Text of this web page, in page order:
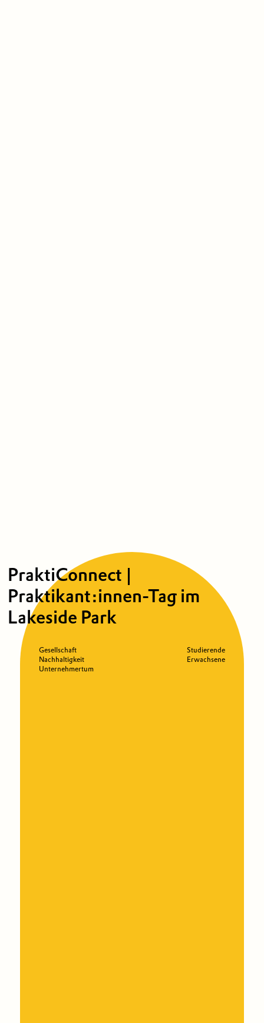
PraktiConnect |
Praktikant:innen-Tag im
Lakeside Park
Gesellschaft
Nachhaltigkeit
Unternehmertum
Studierende
Erwachsene